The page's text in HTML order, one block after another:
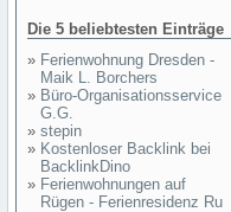
Die 5 beliebtesten Einträge
» Ferienwohnung Dresden -
Maik L. Borchers
» Büro-Organisationsservice
G.G.
» stepin
» Kostenloser Backlink bei
BacklinkDino
» Ferienwohnungen auf
Rügen - Ferienresidenz Ru